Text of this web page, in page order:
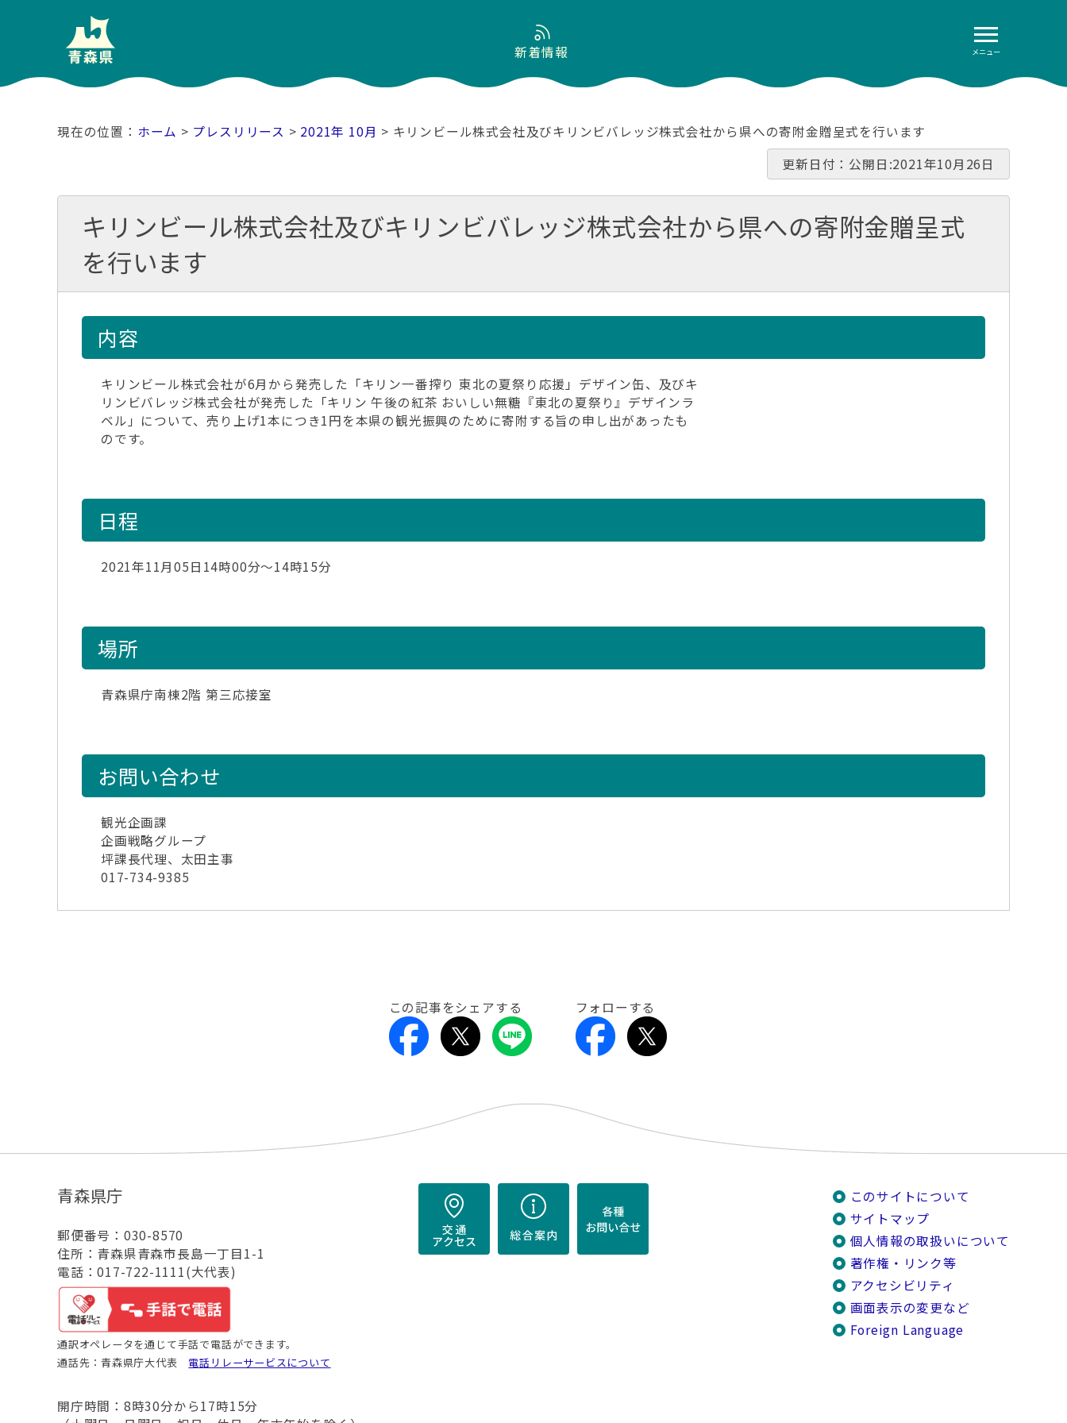
メニュー
新着情報
ホーム > プレスリリース > 2021年 10月 > キリンビール株式会社及びキリンビバレッジ株式会社から県への寄附金贈呈式を行います
更新日付：公開日:2021年10月26日
キリンビール株式会社及びキリンビバレッジ株式会社から県への寄附金贈呈式
を行います
内容
キリンビール株式会社が6月から発売した「キリン一番搾り 東北の夏祭り応援」デザイン缶、及びキ
リンビバレッジ株式会社が発売した「キリン 午後の紅茶 おいしい無糖『東北の夏祭り』デザインラ
ベル」について、売り上げ1本につき1円を本県の観光振興のために寄附する旨の申し出があったも
のです。
日程
2021年11月05日14時00分～14時15分
場所
青森県庁南棟2階 第三応接室
お問い合わせ
観光企画課
企画戦略グループ
坪課長代理、太田主事
017-734-9385
この記事をシェアする フォローする
青森県庁
郵便番号：030-8570
住所：青森県青森市長島一丁目1-1
電話：017-722-1111(大代表)
通訳オペレータを通じて手話で電話ができます。
通話先：青森県庁大代表 電話リレーサービスについて
開庁時間：8時30分から17時15分
このサイトについて
サイトマップ
個人情報の取扱いについて
著作権・リンク等
アクセシビリティ
画面表示の変更など
Foreign Language